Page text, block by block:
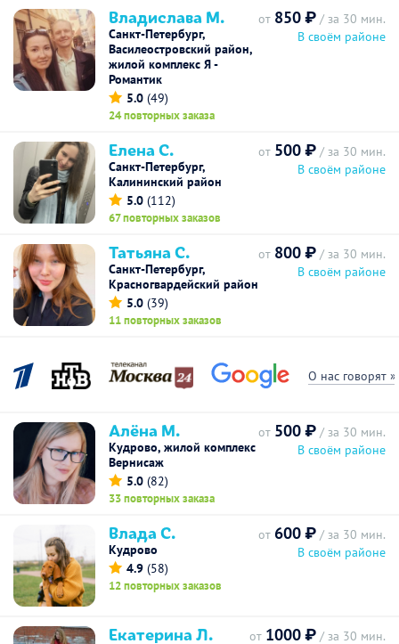
Владислава М.
Санкт-Петербург,
Василеостровский район,
жилой комплекс Я -
Романтик
5.0 (49)
24 повторных заказа
от 850 ₽ / за 30 мин.
В своём районе
Елена С.
Санкт-Петербург,
Калининский район
5.0 (112)
67 повторных заказов
от 500 ₽ / за 30 мин.
В своём районе
Татьяна С.
Санкт-Петербург,
Красногвардейский район
5.0 (39)
11 повторных заказов
от 800 ₽ / за 30 мин.
В своём районе
О нас говорят »
Алёна М.
Кудрово, жилой комплекс
Вернисаж
5.0 (82)
33 повторных заказа
от 500 ₽ / за 30 мин.
В своём районе
Влада С.
Кудрово
4.9 (58)
12 повторных заказов
от 600 ₽ / за 30 мин.
В своём районе
Екатерина Л. от 1000 ₽ / за 30 мин.